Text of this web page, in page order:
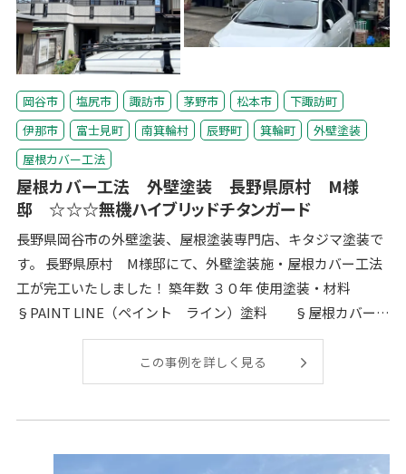
岡谷市 塩尻市 諏訪市 茅野市 松本市
下諏訪町
伊那市
富士見町 南箕輪村 辰野町 箕輪町
外壁塗装
屋根カバー工法
屋根カバー工法 外壁塗装 長野県原村 M様
邸 ☆☆☆無機ハイブリッドチタンガード
長野県岡谷市の外壁塗装、屋根塗装専門店、キタジマ塗装で
す。 長野県原村 M様邸にて、外壁塗装施・屋根カバー工法
工が完工いたしました！ 築年数 ３０年 使用塗装・材料
§PAINT LINE（ペイント ライン）塗料 §屋根カバー工
この事例を詳しく見る